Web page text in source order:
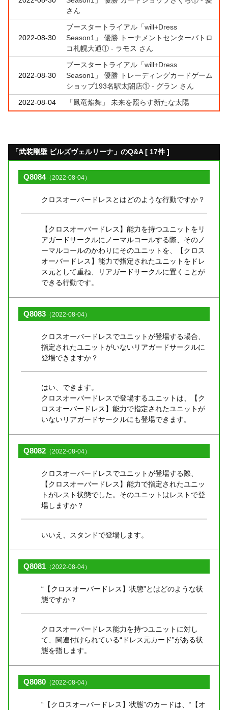
さん
2022-08-30
ブースタートライアル「will+Dress
Season1」 優勝 トーナメントセンターバトロ
コ札幌大通① - ラモス さん
2022-08-30
ブースタートライアル「will+Dress
Season1」 優勝 トレーディングカードゲーム
ショップ193名駅太閤店① - グラン さん
2022-08-04
「鳳竜焔舞」 未来を照らす新たな太陽
「武装剛壁 ビルズヴェルリーナ」のQ&A [ 17件 ]
Q8084（2022-08-04）
クロスオーバードレスとはどのような行動ですか？
【クロスオーバードレス】能力を持つユニットをリ
アガードサークルにノーマルコールする際、そのノ
ーマルコールのかわりにそのユニットを、【クロス
オーバードレス】能力で指定されたユニットをドレ
ス元として重ね、リアガードサークルに置くことが
できる行動です。
Q8083 （2022-08-04）
クロスオーバードレスでユニットが登場する場合、
指定されたユニットがいないリアガードサークルに
登場できますか？
はい、できます。
クロスオーバードレスで登場するユニットは、【ク
ロスオーバードレス】能力で指定されたユニットが
いないリアガードサークルにも登場できます。
Q8082 （2022-08-04）
クロスオーバードレスでユニットが登場する際、
【クロスオーバードレス】能力で指定されたユニッ
トがレスト状態でした。そのユニットはレストで登
場しますか？
いいえ、スタンドで登場します。
Q8081 （2022-08-04）
“【クロスオーバードレス】状態”とはどのような状
態ですか？
クロスオーバードレス能力を持つユニットに対し
て、関連付けられている“ドレス元カード”がある状
態を指します。
Q8080 （2022-08-04）
“【クロスオーバードレス】状態”のカードは、“【オ